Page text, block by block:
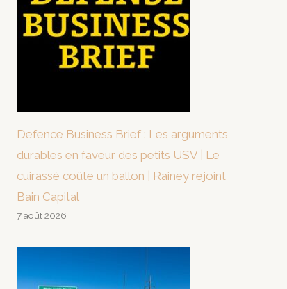
Defence Business Brief : Les arguments
durables en faveur des petits USV | Le
cuirassé coûte un ballon | Rainey rejoint
Bain Capital
7 août 2026